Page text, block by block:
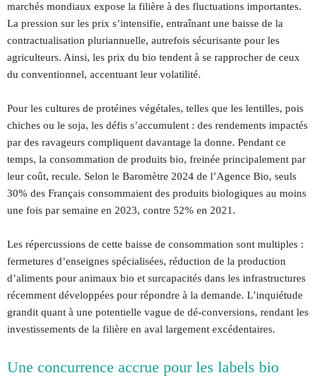
marchés mondiaux expose la filière à des fluctuations importantes.
La pression sur les prix s’intensifie, entraînant une baisse de la
contractualisation pluriannuelle, autrefois sécurisante pour les
agriculteurs. Ainsi, les prix du bio tendent à se rapprocher de ceux
du conventionnel, accentuant leur volatilité.
Pour les cultures de protéines végétales, telles que les lentilles, pois
chiches ou le soja, les défis s’accumulent : des rendements impactés
par des ravageurs compliquent davantage la donne. Pendant ce
temps, la consommation de produits bio, freinée principalement par
leur coût, recule. Selon le Baromètre 2024 de l’Agence Bio, seuls
30% des Français consommaient des produits biologiques au moins
une fois par semaine en 2023, contre 52% en 2021.
Les répercussions de cette baisse de consommation sont multiples :
fermetures d’enseignes spécialisées, réduction de la production
d’aliments pour animaux bio et surcapacités dans les infrastructures
récemment développées pour répondre à la demande. L’inquiétude
grandit quant à une potentielle vague de dé-conversions, rendant les
investissements de la filière en aval largement excédentaires.
Une concurrence accrue pour les labels bio